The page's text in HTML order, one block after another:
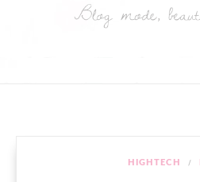
HIGHTECH